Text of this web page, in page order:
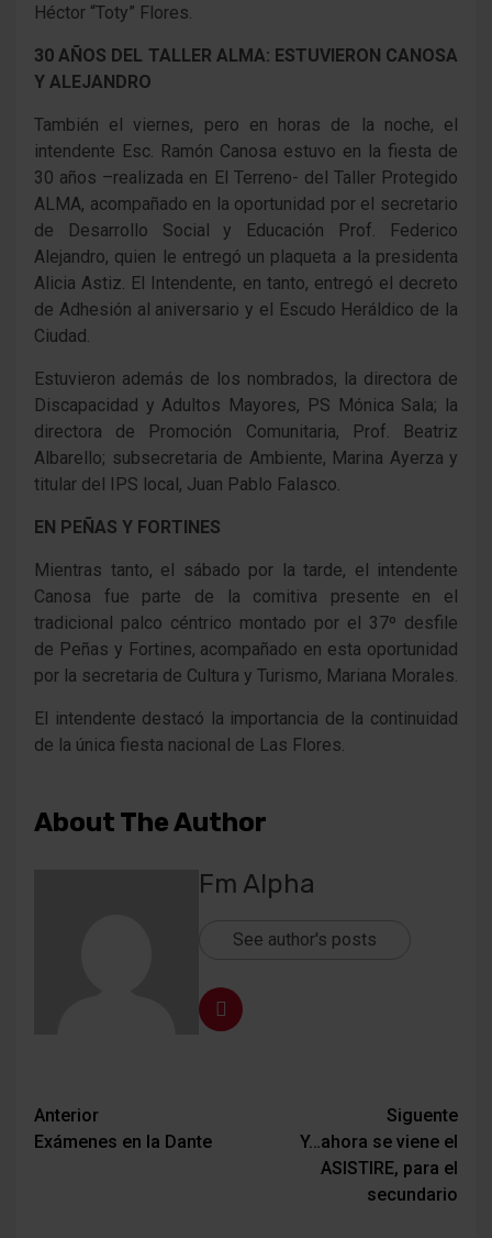
Héctor “Toty” Flores.
30 AÑOS DEL TALLER ALMA: ESTUVIERON CANOSA
Y ALEJANDRO
También el viernes, pero en horas de la noche, el
intendente Esc. Ramón Canosa estuvo en la fiesta de
30 años –realizada en El Terreno- del Taller Protegido
ALMA, acompañado en la oportunidad por el secretario
de Desarrollo Social y Educación Prof. Federico
Alejandro, quien le entregó un plaqueta a la presidenta
Alicia Astiz. El Intendente, en tanto, entregó el decreto
de Adhesión al aniversario y el Escudo Heráldico de la
Ciudad.
Estuvieron además de los nombrados, la directora de
Discapacidad y Adultos Mayores, PS Mónica Sala; la
directora de Promoción Comunitaria, Prof. Beatriz
Albarello; subsecretaria de Ambiente, Marina Ayerza y
titular del IPS local, Juan Pablo Falasco.
EN PEÑAS Y FORTINES
Mientras tanto, el sábado por la tarde, el intendente
Canosa fue parte de la comitiva presente en el
tradicional palco céntrico montado por el 37º desfile
de Peñas y Fortines, acompañado en esta oportunidad
por la secretaria de Cultura y Turismo, Mariana Morales.
El intendente destacó la importancia de la continuidad
de la única fiesta nacional de Las Flores.
About The Author
Fm Alpha
See author's posts
Navegación
de
Anterior
Exámenes en la Dante
Siguente
Y…ahora se viene el
ASISTIRE, para el
secundario